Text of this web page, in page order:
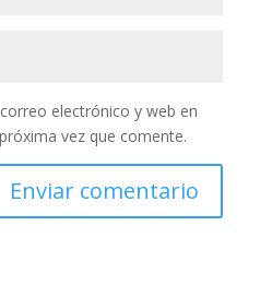
electrónico y web en
vez que comente.